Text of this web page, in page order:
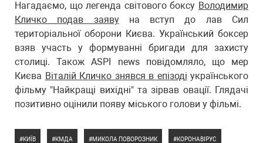
Нагадаємо, що легенда світового боксу Володимир
Кличко подав заявуна вступ до лав Сил
територіальної оборони Києва. Український боксер
взяв участь у формуванні бригади для захисту
столиці. Також ASPI news повідомляло, що мер
Києва Віталій Кличко знявся в епізоді українського
фільму "Найкращі вихідні" та зірвав овації. Глядачі
позитивно оцінили появу міського голови у фільмі.
КИЇВ КМДА МИКОЛА ПОВОРОЗНИК КОРОНАВІРУС